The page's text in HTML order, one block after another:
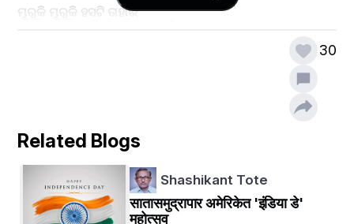
ମୁରୁକି ମୁରୁକି ହସଟି ତାହାର
                     ଭାଇ ତୁମେ କିଏ
କୋମଳ ହୃଦୟ ଭାଙ୍ଗିଗଲା ମୋର
                     ଶୁଣି ତା ପାଟିରୁ ଭାଇ
ସେହିଦିନ ଠାରୁ ପ୍ରଣ କରିଦେଲି
              ଆଉ ପ୍ରେମରେ ପଡିବି ନାହିଁ
30
Related Blogs
Shashikant Tote
सातासमुद्रापार अमेरिकेत 'इंडिया डे'
महोत्सव